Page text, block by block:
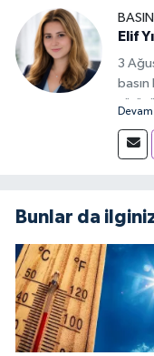
Elif
3
Devam
Bunlar da